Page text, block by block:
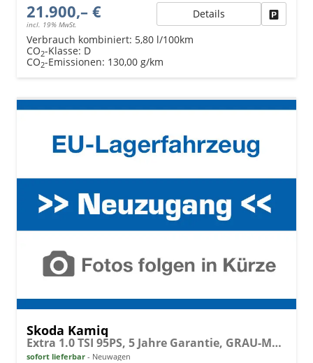
21.900,– €
incl. 19% MwSt.
Details
Verbrauch kombiniert: 5,80 l/100km
CO2-Klasse: D
CO2-Emissionen: 130,00 g/km
Skoda Kamiq
Extra 1.0 TSI 95PS, 5 Jahre Garantie, GRAU-METALLIC, 16" Alu, Climatronic, Radio 8" + SmartLink, Parksensoren hinten, Rückfahrkamera, Sitzheizung, SunSet, Tempomat, Armlehne, NSW, LED-Scheinwerfer, Dachreling,Virtual Cockpit, Reserverad, M-Lederlenkrad BEHEIZT
sofort lieferbar Neuwagen